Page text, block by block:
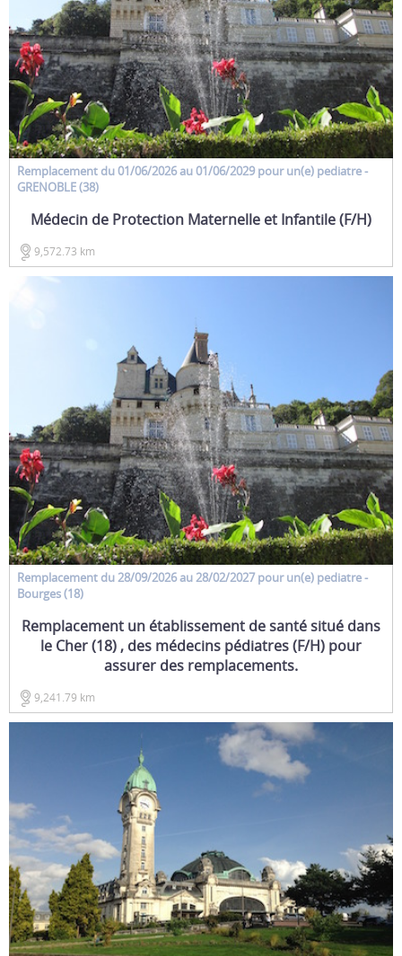
Remplacement du 01/06/2026 au 01/06/2029 pour un(e) pediatre-
GRENOBLE (38)
Médecin de Protection Maternelle et Infantile (F/H)
9,572.73 km
Remplacement du 28/09/2026 au 28/02/2027 pour un(e) pediatre-
Bourges (18)
Remplacement un établissement de santé situé dans
le Cher (18) , des médecins pédiatres (F/H) pour
assurer des remplacements.
9,241.79 km